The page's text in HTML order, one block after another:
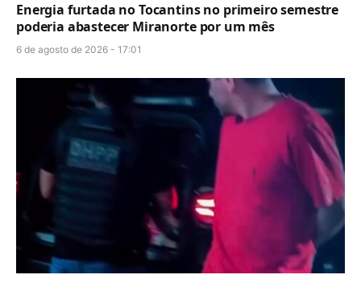
Energia furtada no Tocantins no primeiro semestre
poderia abastecer Miranorte por um mês
6 de agosto de 2026 - 17:01